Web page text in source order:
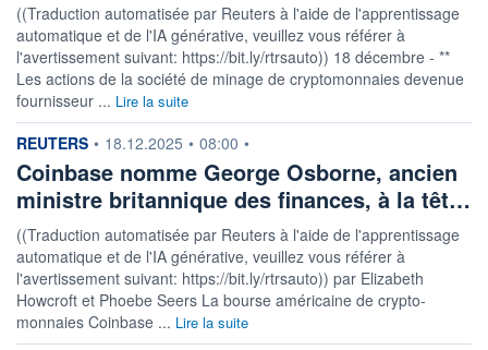
((Traduction automatisée par Reuters à l'aide de l'apprentissage
automatique et de l'IA générative, veuillez vous référer à
l'avertissement suivant: https://bit.ly/rtrsauto)) 18 décembre - **
Les actions de la société de minage de cryptomonnaies devenue
fournisseur ... Lire la suite
information fournie par
REUTERS • 18.12.2025 • 08:00 •
Coinbase nomme George Osborne, ancien
ministre britannique des finances, à la têt…
((Traduction automatisée par Reuters à l'aide de l'apprentissage
automatique et de l'IA générative, veuillez vous référer à
l'avertissement suivant: https://bit.ly/rtrsauto)) par Elizabeth
Howcroft et Phoebe Seers La bourse américaine de crypto-
monnaies Coinbase ... Lire la suite